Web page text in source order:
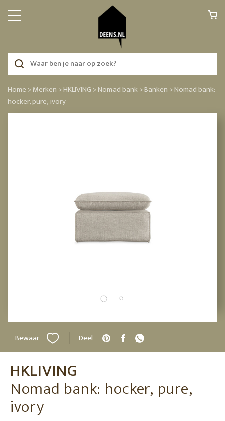
Home >Merken >HKLIVING >Nomad bank >Banken >Nomad bank:
hocker, pure, ivory
Bewaar Deel
HKLIVING
Nomad bank: hocker, pure,
ivory